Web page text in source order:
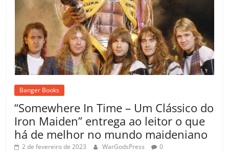
Banger Books
“Somewhere In Time – Um Clássico do
Iron Maiden” entrega ao leitor o que
há de melhor no mundo maideniano
2 de fevereiro de 2023 WarGodsPress 0